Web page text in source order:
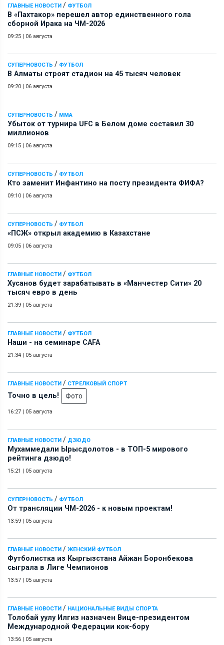
ГЛАВНЫЕ НОВОСТИ / ФУТБОЛ
В «Пахтакор» перешел автор единственного гола
сборной Ирака на ЧМ-2026
09:25 | 06 августа
СУПЕРНОВОСТЬ / ФУТБОЛ
В Алматы строят стадион на 45 тысяч человек
09:20 | 06 августа
СУПЕРНОВОСТЬ / ММА
Убыток от турнира UFC в Белом доме составил 30
миллионов
09:15 | 06 августа
СУПЕРНОВОСТЬ / ФУТБОЛ
Кто заменит Инфантино на посту президента ФИФА?
09:10 | 06 августа
СУПЕРНОВОСТЬ / ФУТБОЛ
«ПСЖ» открыл академию в Казахстане
09:05 | 06 августа
ГЛАВНЫЕ НОВОСТИ / ФУТБОЛ
Хусанов будет зарабатывать в «Манчестер Сити» 20
тысяч евро в день
21:39 | 05 августа
ГЛАВНЫЕ НОВОСТИ / ФУТБОЛ
Наши - на семинаре СAFA
21:34 | 05 августа
ГЛАВНЫЕ НОВОСТИ / СТРЕЛКОВЫЙ СПОРТ
Точно в цель! Фото
16:27 | 05 августа
ГЛАВНЫЕ НОВОСТИ / ДЗЮДО
Мухаммедали Ырысдолотов - в ТОП-5 мирового
рейтинга дзюдо!
15:21 | 05 августа
СУПЕРНОВОСТЬ / ФУТБОЛ
От трансляции ЧМ-2026 - к новым проектам!
13:59 | 05 августа
ГЛАВНЫЕ НОВОСТИ / ЖЕНСКИЙ ФУТБОЛ
Футболистка из Кыргызстана Айжан Боронбекова
сыграла в Лиге Чемпионов
13:57 | 05 августа
ГЛАВНЫЕ НОВОСТИ / НАЦИОНАЛЬНЫЕ ВИДЫ СПОРТА
Толобай уулу Илгиз назначен Вице-президентом
Международной Федерации кок-бору
13:56 | 05 августа